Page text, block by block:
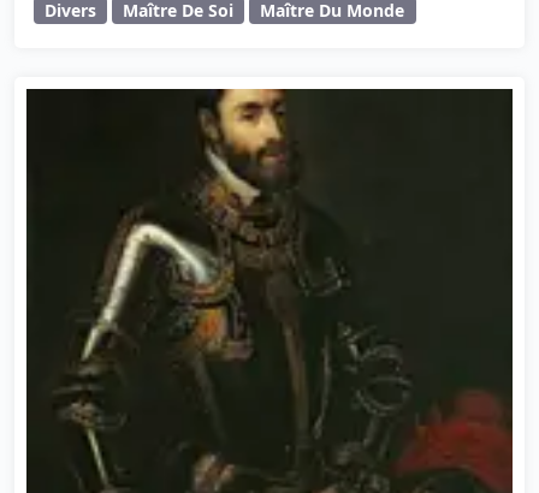
Divers Maître De Soi Maître Du Monde